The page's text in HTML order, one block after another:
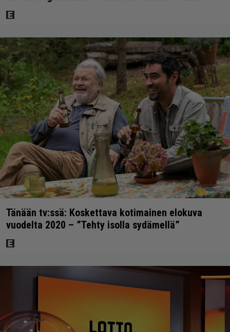
Tänään tv:ssä: Koskettava kotimainen elokuva
vuodelta 2020 – ”Tehty isolla sydämellä”